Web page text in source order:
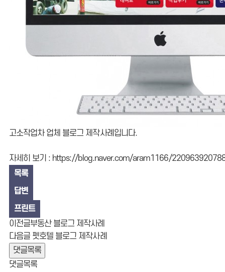
고소작업차 업체 블로그 제작사례입니다.
자세히 보기 : https://blog.naver.com/aram1166/
목록
답변
프린트
이전글부동산 블로그 제작사례
다음글 펫호텔 블로그 제작사례
댓글목록
댓글목록